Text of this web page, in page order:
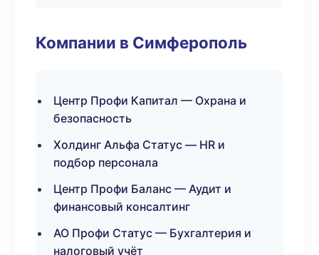
Компании в Симферополь
Центр Профи Капитал — Охрана и
безопасность
Холдинг Альфа Статус — HR и
подбор персонала
Центр Профи Баланс — Аудит и
финансовый консалтинг
АО Профи Статус — Бухгалтерия и
налоговый учёт